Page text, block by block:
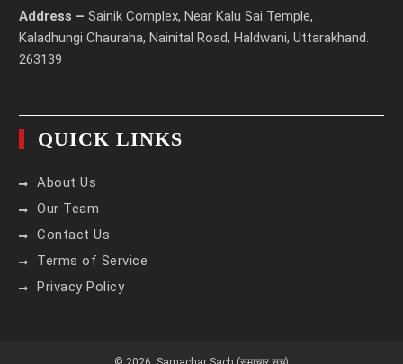
Address – Sainik Complex, Near Kalu Sai Temple,
Kaladhungi Chauraha, Nainital Road, Haldwani, Uttarakhand.
263139
QUICK LINKS
About Us
Our Team
Contact Us
Terms of Service
Privacy Policy